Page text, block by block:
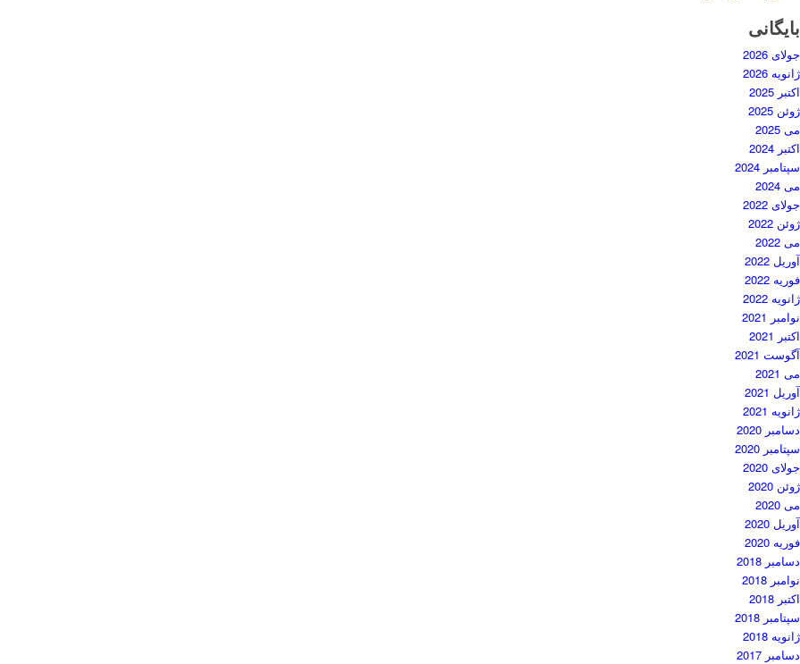
بایگانی
جولای 2026
ژانویه 2026
اکتبر 2025
ژوئن 2025
می 2025
اکتبر 2024
سپتامبر 2024
می 2024
جولای 2022
ژوئن 2022
می 2022
آوریل 2022
فوریه 2022
ژانویه 2022
نوامبر 2021
اکتبر 2021
آگوست 2021
می 2021
آوریل 2021
ژانویه 2021
دسامبر 2020
سپتامبر 2020
جولای 2020
ژوئن 2020
می 2020
آوریل 2020
فوریه 2020
دسامبر 2018
نوامبر 2018
اکتبر 2018
سپتامبر 2018
ژانویه 2018
دسامبر 2017